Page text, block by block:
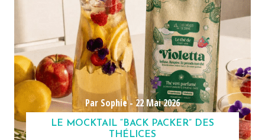
Par Sophie -22 Mai 2026
LE MOCKTAIL “BACK PACKER” DES
THÉLICES